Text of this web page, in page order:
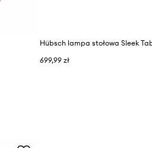
699,99 zł